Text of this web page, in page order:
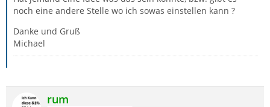
noch eine andere Stelle wo ich sowas einstellen kann ?
Danke und Gruß
Michael
rum